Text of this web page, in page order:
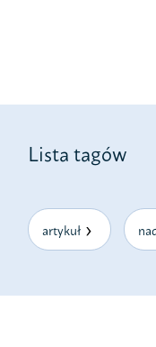
Lista tagów
artykuł